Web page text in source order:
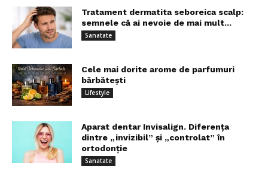
Tratament dermatita seboreica scalp:
semnele că ai nevoie de mai mult...
Sanatate
Cele mai dorite arome de parfumuri
bărbătești
Lifestyle
Aparat dentar Invisalign. Diferența
dintre „invizibil” și „controlat” în
ortodonție
Sanatate